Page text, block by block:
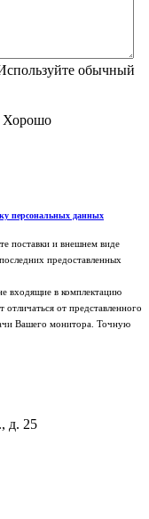
обычный
Хорошо
персональных данных
поставки и внешнем виде
предоставленных
входящие в комплектацию
от представленного
Вашего монитора. Точную
д. 25